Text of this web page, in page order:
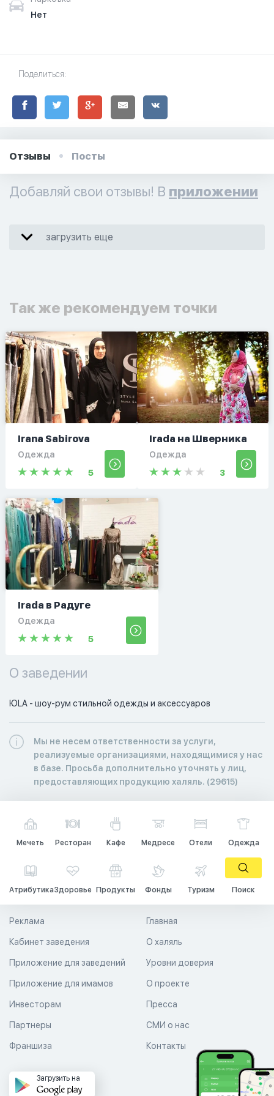
Нет
Поделиться:
Отзывы Посты
Добавляй свои отзывы! В приложении
загрузить еще
Так же рекомендуем точки
Irana Sabirova
Одежда
5
Irada на Шверника
Одежда
3
Irada в Радуге
Одежда
5
О заведении
ЮLA - шоу-рум стильной одежды и аксессуаров
Мы не несем ответственности за услуги,
реализуемые организациями, находящимися у нас
в базе. Просьба дополнительно уточнять у лиц,
предоставляющих продукцию халяль. (29615)
Мечеть Ресторан Кафе Медресе Отели Одежда
АтрибутикаЗдоровье Продукты Фонды Туризм Поиск
Главная
О халяль
Уровни доверия
Реклама
Кабинет заведения
Приложение для заведений
Приложение для имамов О проекте
Пресса
СМИ о нас
Контакты
Инвесторам
Партнеры
Франшиза
Загрузить на